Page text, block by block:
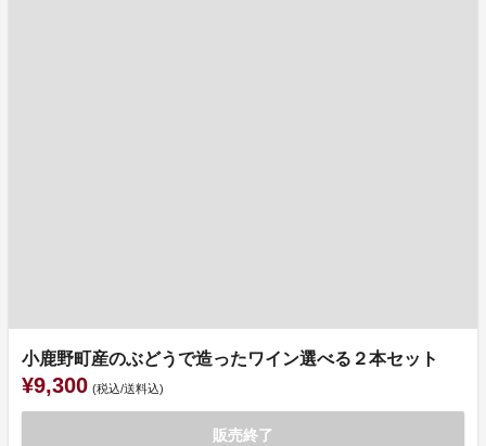
小鹿野町産のぶどうで造ったワイン選べる２本セット
¥9,300 (税込/送料込)
販売終了